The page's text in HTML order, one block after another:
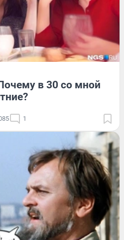
в 30 со мной
1